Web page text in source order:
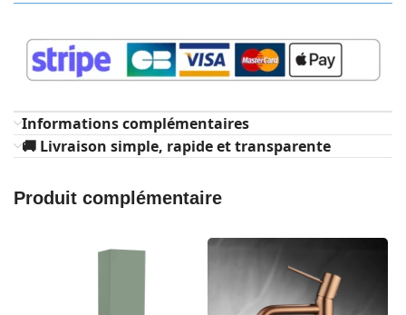
Informations complémentaires
🚚 Livraison simple, rapide et transparente
Produit complémentaire